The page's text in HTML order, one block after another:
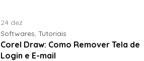
24 dez
Softwares,Tutoriais
Corel Draw: Como Remover Tela de
Login e E-mail